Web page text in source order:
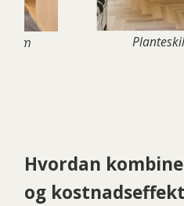
Hvordan
og